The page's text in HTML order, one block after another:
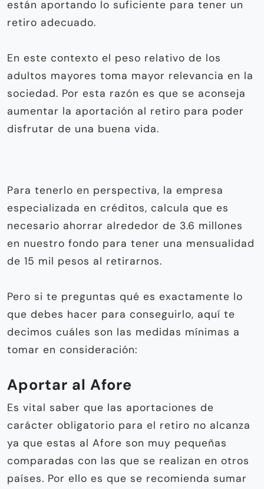
están aportando lo suficiente para tener un
retiro adecuado.
En este contexto el peso relativo de los
adultos mayores toma mayor relevancia en la
sociedad. Por esta razón es que se aconseja
aumentar la aportación al retiro para poder
disfrutar de una buena vida.
Para tenerlo en perspectiva, la empresa
especializada en créditos, calcula que es
necesario ahorrar alrededor de 3.6 millones
en nuestro fondo para tener una mensualidad
de 15 mil pesos al retirarnos.
Pero si te preguntas qué es exactamente lo
que debes hacer para conseguirlo, aquí te
decimos cuáles son las medidas mínimas a
tomar en consideración:
Aportar al Afore
Es vital saber que las aportaciones de
carácter obligatorio para el retiro no alcanza
ya que estas al Afore son muy pequeñas
comparadas con las que se realizan en otros
países. Por ello es que se recomienda sumar